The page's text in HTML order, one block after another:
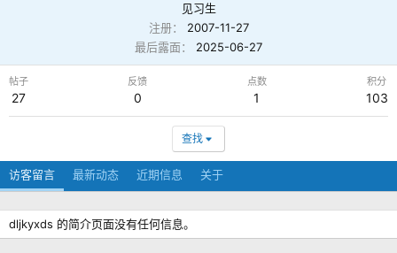
见习生
注册
2007-11-27
最后露面
2025-06-27
帖子
27
反馈
0
点数
1
积分
103
查找
访客留言 最新动态 近期信息 关于
dljkyxds 的简介页面没有任何信息。